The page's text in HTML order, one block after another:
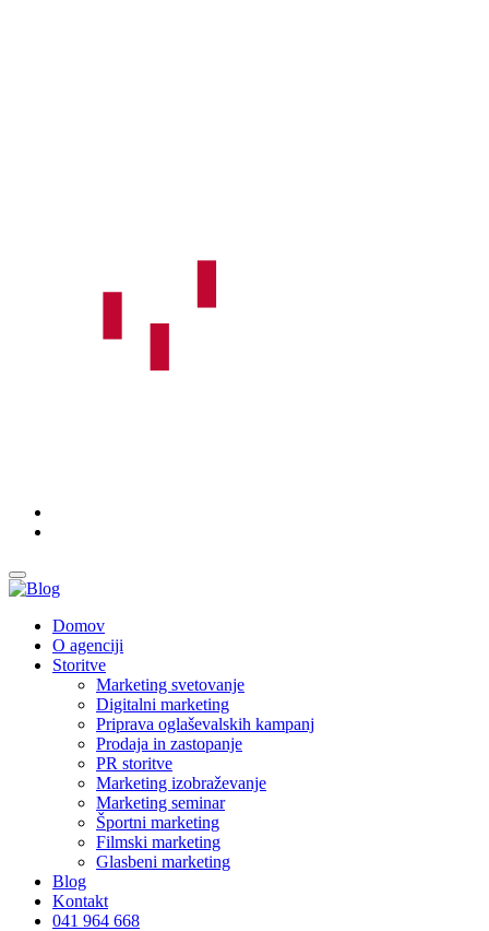
Domov
O agenciji
Storitve
Marketing svetovanje
Digitalni marketing
Priprava oglaševalskih kampanj
Prodaja in zastopanje
PR storitve
Marketing izobraževanje
Marketing seminar
Športni marketing
Filmski marketing
Glasbeni marketing
Blog
Kontakt
041 964 668